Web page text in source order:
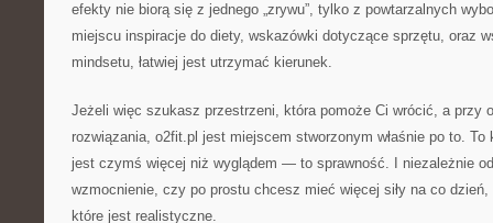
efekty nie biorą się z jednego „zrywu”, tylko z powtarzalnych
miejscu inspiracje do diety, wskazówki dotyczące sprzętu, oraz
mindsetu, łatwiej jest utrzymać kierunek.
Jeżeli więc szukasz przestrzeni, która pomoże Ci wrócić, a przy
rozwiązania, o2fit.pl jest miejscem stworzonym właśnie po to.
jest czymś więcej niż wyglądem — to sprawność. I niezależnie
wzmocnienie, czy po prostu chcesz mieć więcej siły na co
które jest realistyczne.